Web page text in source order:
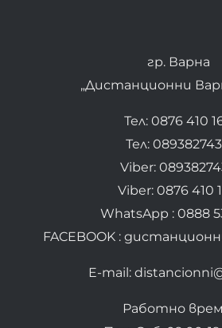
гр. Варна
„Дистанционни
Тел: 0876 410
Тел:
Viber:
Viber: 0876 410
WhatsApp : 0888
FACEBOOK :
E-mail:
Работно